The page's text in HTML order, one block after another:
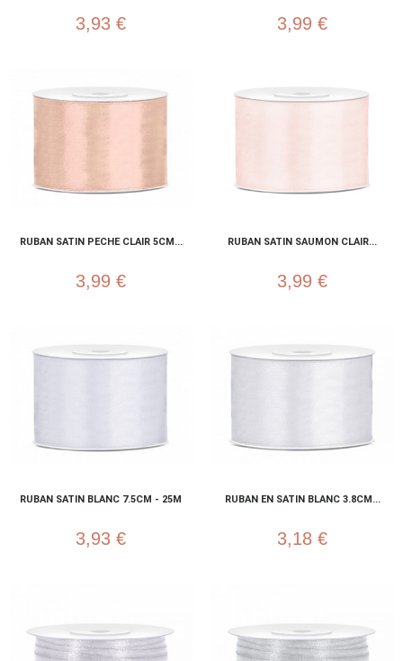
3,93 € 3,99 €
RUBAN SATIN PECHE CLAIR 5CM...
3,99 €
RUBAN SATIN SAUMON CLAIR...
3,99 €
RUBAN SATIN BLANC 7.5CM - 25M
3,93 €
RUBAN EN SATIN BLANC 3.8CM...
3,18 €